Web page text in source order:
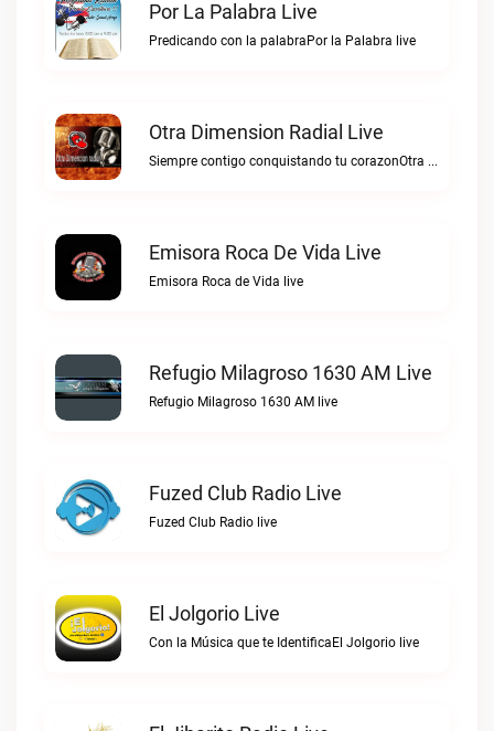
Por La Palabra Live
Predicando con la palabraPor la Palabra live
Otra Dimension Radial Live
Siempre contigo conquistando tu corazonOtra Dimension Radial live
Emisora Roca De Vida Live
Emisora Roca de Vida live
Refugio Milagroso 1630 AM Live
Refugio Milagroso 1630 AM live
Fuzed Club Radio Live
Fuzed Club Radio live
El Jolgorio Live
Con la Música que te IdentificaEl Jolgorio live